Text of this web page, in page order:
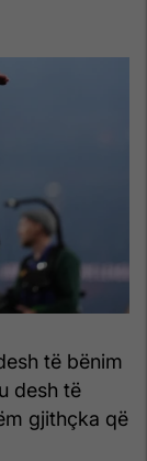
të bënim
desh të
gjithçka që